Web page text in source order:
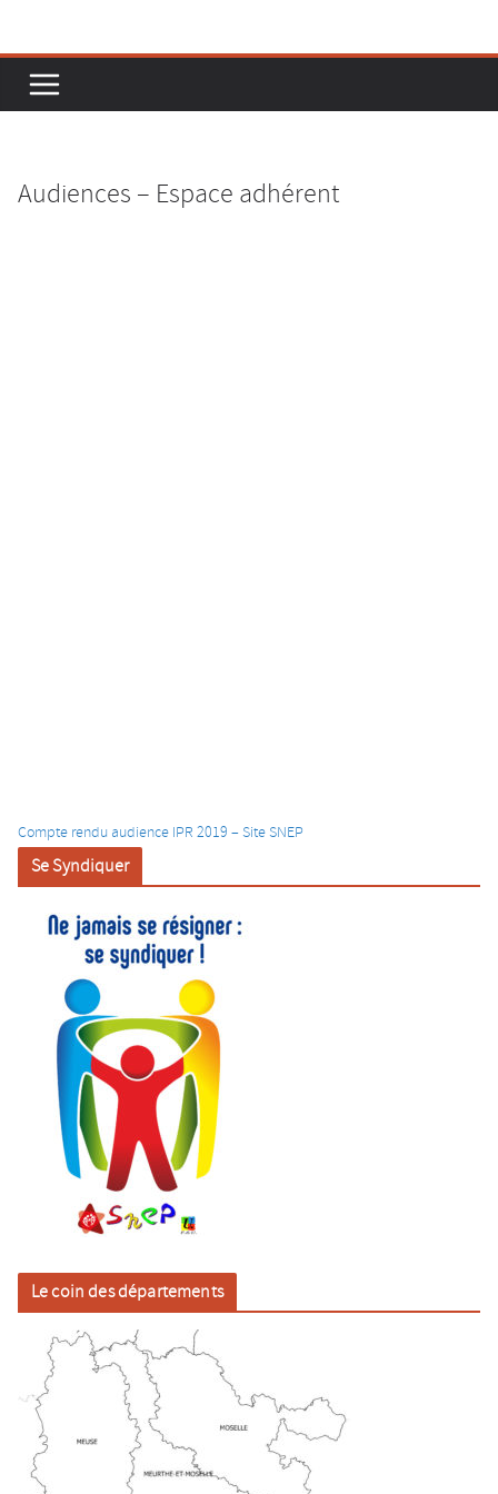
contenu
Audiences – Espace adhérent
Compte rendu audience IPR 2019 – Site SNEP
Se Syndiquer
Le coin des départements